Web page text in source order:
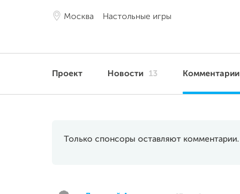
Москва Настольные игры
Проект Новости 13 Комментарии
Только спонсоры оставляют комментарии.